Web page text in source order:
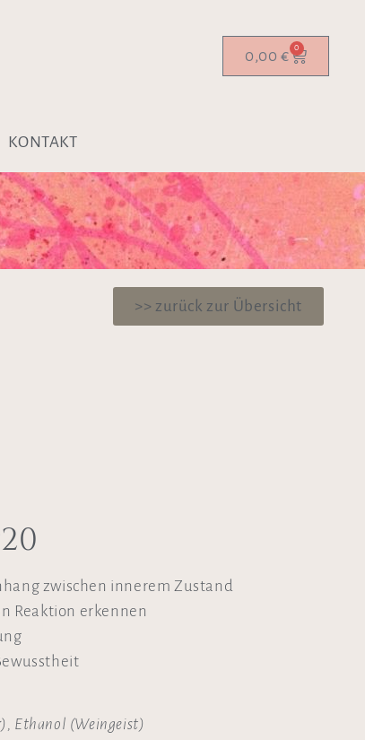
0,00 € 0
KONTAKT
>> zurück zur Übersicht
zwischen innerem Zustand
Reaktion erkennen
Ethanol (Weingeist)